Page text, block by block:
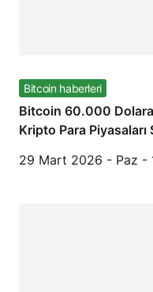
Bitcoin haberleri
Bitcoin 60.000
Kripto Para Piyasaları
29 Mart 2026 - Paz -